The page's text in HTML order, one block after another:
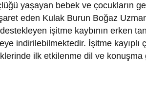
yaşayan bebek ve çocukların
eden Kulak Burun Boğaz
işitme kaybının erken
indirilebilmektedir. İşitme kayıplı
ilk etkilenme dil ve konuşma